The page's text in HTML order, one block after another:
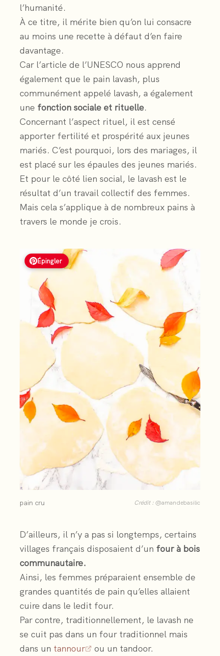
l’humanité.
À ce titre, il mérite bien qu’on lui consacre
au moins une recette à défaut d’en faire
davantage.
Car l’article de l’UNESCO nous apprend
également que le pain lavash, plus
communément appelé lavash, a également
une fonction sociale et rituelle.
Concernant l’aspect rituel, il est censé
apporter fertilité et prospérité aux jeunes
mariés. C’est pourquoi, lors des mariages, il
est placé sur les épaules des jeunes mariés.
Et pour le côté lien social, le lavash est le
résultat d’un travail collectif des femmes.
Mais cela s’applique à de nombreux pains à
travers le monde je crois.
Épingler
pain cru Crédit : @amandebasilic
D’ailleurs, il n’y a pas si longtemps, certains
villages français disposaient d’un four à bois
communautaire.
Ainsi, les femmes préparaient ensemble de
grandes quantités de pain qu’elles allaient
cuire dans le ledit four.
Par contre, traditionnellement, le lavash ne
se cuit pas dans un four traditionnel mais
dans un tannour
ou un tandoor.